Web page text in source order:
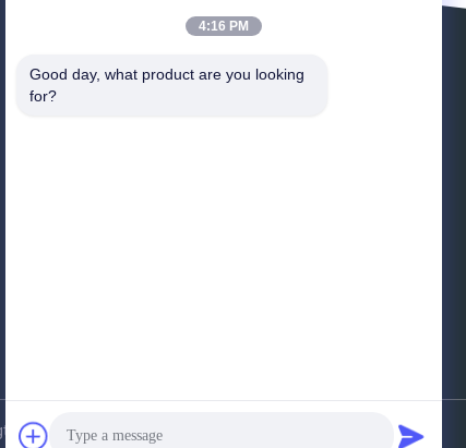
. Tutti i diritti riservati.
4:16 PM
Good day, what product are you looking
for?